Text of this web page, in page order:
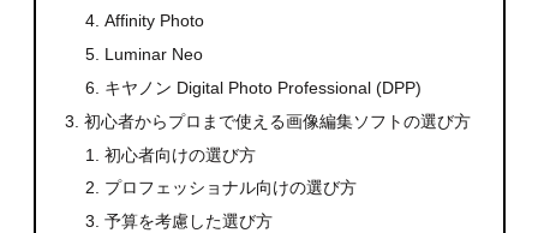
Affinity Photo
Luminar Neo
キヤノン Digital Photo Professional (DPP)
初心者からプロまで使える画像編集ソフトの選び方
初心者向けの選び方
プロフェッショナル向けの選び方
予算を考慮した選び方